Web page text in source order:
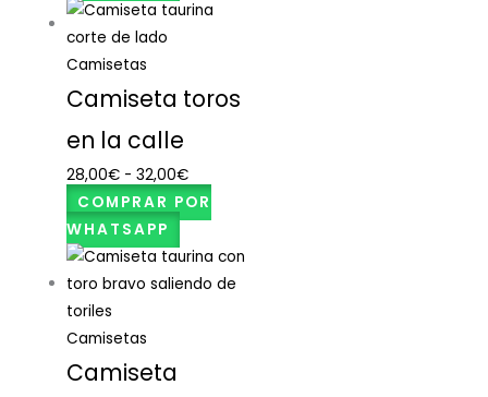
Camisetas
Camiseta toros
en la calle
28,00€ - 32,00€
COMPRAR POR
WHATSAPP
Camisetas
Camiseta